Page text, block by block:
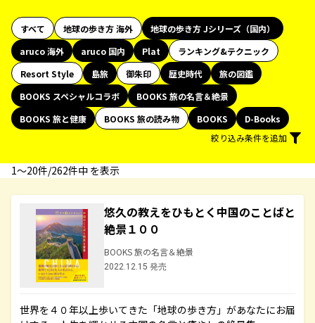
すべて 地球の歩き方 海外
地球の歩き方 Jシリーズ（国内）
aruco 海外
aruco 国内 Plat
ランキング&テクニック
Resort Style
島旅 御朱印 歴史時代
旅の図鑑
BOOKS スペシャルコラボ
BOOKS 旅の名言＆絶景
BOOKS 旅と健康
BOOKS 旅の読み物 BOOKS
D-Books
絞り込み条件を追加
1〜20件/262件中 を表示
悠久の教えをひもとく中国のことばと
絶景１００
BOOKS 旅の名言＆絶景
2022.12.15 発売
世界を４０年以上歩いてきた「地球の歩き方」があなたにお届